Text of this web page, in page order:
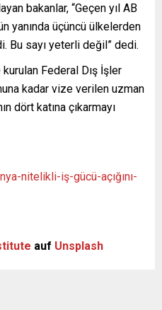
bakanlar, “Geçen yıl AB
yanında üçüncü ülkelerden
Bu sayı yeterli değil” dedi.
Federal Dış İşler
kadar vize verilen uzman
dört katına çıkarmayı
nitelikli-iş-gücü-açığını-
auf Unsplash